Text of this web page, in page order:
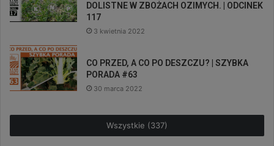
DOLISTNE W ZBOŻACH OZIMYCH. | ODCINEK
117
3 kwietnia 2022
CO PRZED, A CO PO DESZCZU? | SZYBKA
PORADA #63
30 marca 2022
Wszystkie (337)